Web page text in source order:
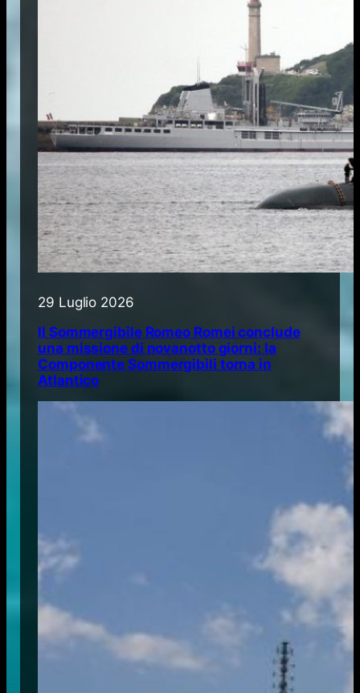
29 Luglio 2026
Il Sommergibile Romeo Romei conclude
una missione di novanotto giorni: la
Componente Sommergibili torna in
Atlantico